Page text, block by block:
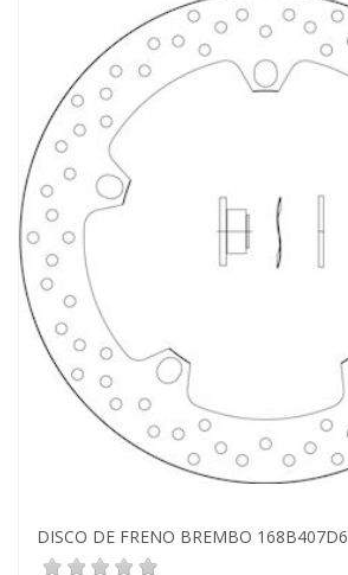
DISCO DE FRENO BREMBO 168B407D6